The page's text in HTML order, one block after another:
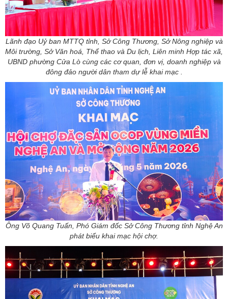
Lãnh đạo Uỷ ban MTTQ tỉnh, Sở Công Thương, Sở Nông nghiệp và
Môi trường, Sở Văn hoá, Thể thao và Du lịch, Liên minh Hợp tác xã,
UBND phường Cửa Lò cùng các cơ quan, đơn vị, doanh nghiệp và
đông đảo người dân tham dự lễ khai mạc .
Ông Võ Quang Tuấn, Phó Giám đốc Sở Công Thương tỉnh Nghệ An
phát biểu khai mạc hội chợ.